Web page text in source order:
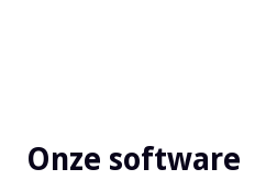
Onze software